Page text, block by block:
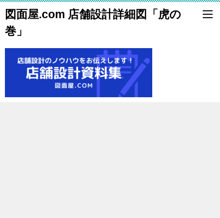
図面屋.com 店舗設計詳細図「虎の
巻」